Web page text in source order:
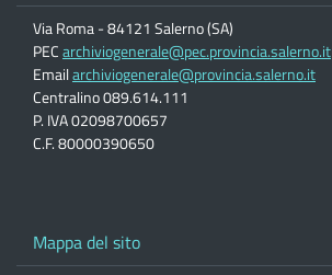
Via Roma - 84121 Salerno (SA)
PECarchiviogenerale@pec.provincia.salerno.it
Emailarchiviogenerale@provincia.salerno.it
Centralino 089.614.111
P. IVA 02098700657
C.F. 80000390650
Mappa del sito